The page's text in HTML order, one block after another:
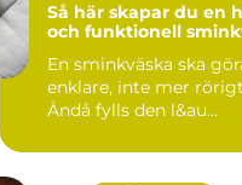
Så här skapar du en
och funktionell
En sminkväska ska
enklare, inte mer
Ändå fylls den l&au...